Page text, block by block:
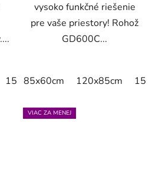
150x85cm 175x115cm
vysoko funkčné riešenie
pre vaše priestory! Rohož
GD600C...
85x60cm 120x85cm
VIAC ZA MENEJ